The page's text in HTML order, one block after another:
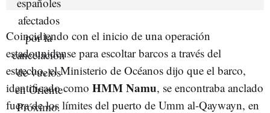
Coincidiendo con el inicio de una operación
estadounidense para escoltar barcos a través del
estrecho, el Ministerio de Océanos dijo que el barco,
identificado como HMM Namu, se encontraba anclado
fuera de los límites del puerto de Umm al-Qaywayn, en